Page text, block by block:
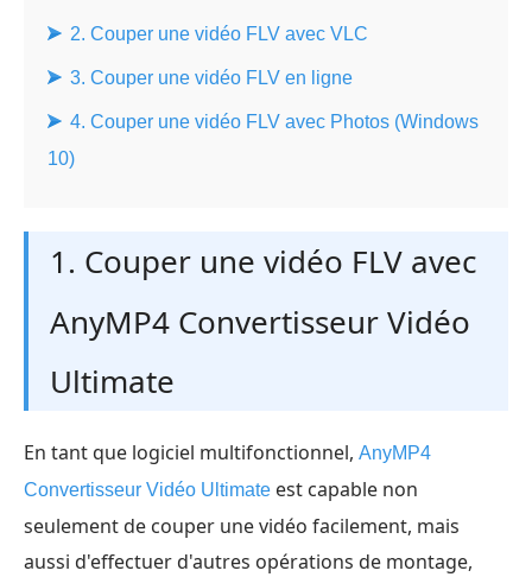
2. Couper une vidéo FLV avec VLC
3. Couper une vidéo FLV en ligne
4. Couper une vidéo FLV avec Photos (Windows
10)
1. Couper une vidéo FLV avec
AnyMP4 Convertisseur Vidéo
Ultimate
En tant que logiciel multifonctionnel, AnyMP4
Convertisseur Vidéo Ultimate est capable non
seulement de couper une vidéo facilement, mais
aussi d'effectuer d'autres opérations de montage,